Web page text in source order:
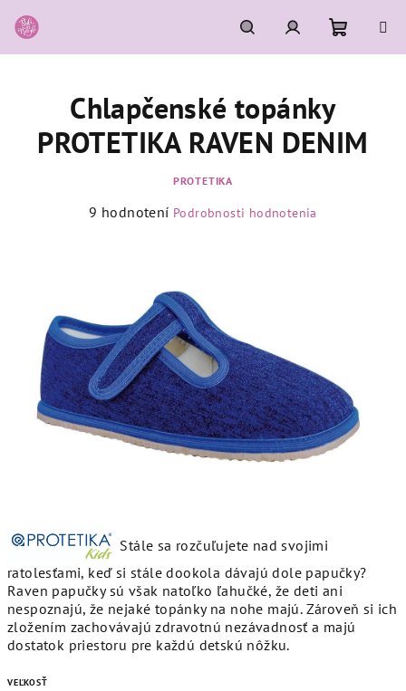
na
obsah
HľadaťPrihlásenie
Stále sa rozčuľujete nad svojimi
ratolesťami, keď si stále dookola dávajú dole papučky?
Raven papučky sú však natoľko ľahučké, že deti ani
nespoznajú, že nejaké topánky na nohe majú. Zároveň si ich
zložením zachovávajú zdravotnú nezávadnosť a majú
dostatok priestoru pre každú detskú nôžku.
VEĽKOSŤ
Chlapčenské topánky
PROTETIKA RAVEN DENIM
PROTETIKA
Priemerné
5
hviezdičiek.
9 hodnotení Podrobnosti hodnotenia